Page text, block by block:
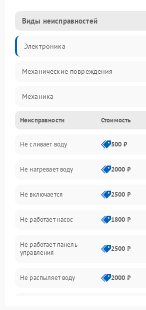
Виды неисправностей
Электроника
Механические повреждения
Механика
Управление
Электропитание
Датчики
Нагрев
Вода
Гигиена
Программное обеспечение
Неисправности Стоимость
Не сливает воду 500 ₽
Не нагревает воду 2000 ₽
Не включается 2500 ₽
Не работает насос 1800 ₽
Не работает панель
управления
2500 ₽
Не распыляет воду 2000 ₽